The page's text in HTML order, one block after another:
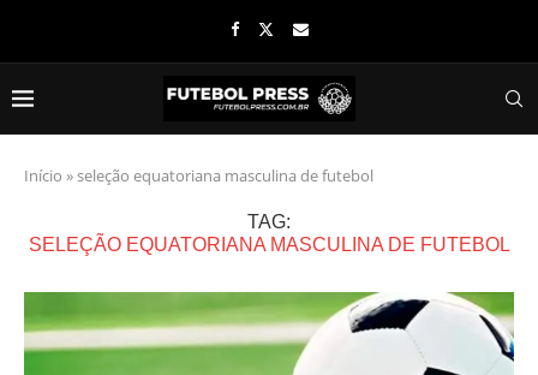
Início »seleção equatoriana masculina de futebol
TAG:
SELEÇÃO EQUATORIANA MASCULINA DE FUTEBOL